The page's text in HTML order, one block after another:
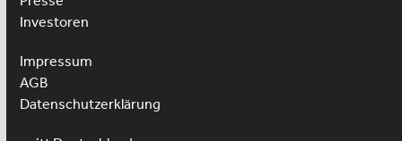
Investoren
Impressum
AGB
Datenschutzerklärung